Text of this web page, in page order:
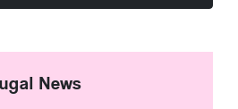
News